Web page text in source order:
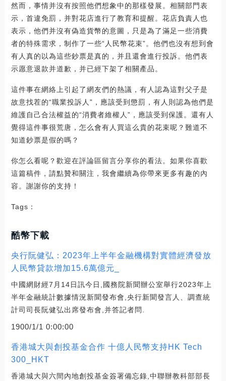
然而，事情并沒有按照他們想象中的那樣發展。相關部門表
示，首違免罰，并對花店進行了教育和提醒。花店負責人也
表示，他們并沒有偽造貨幣的意圖，只是為了滿足一些消費
者的特殊需求，制作了一些“人民幣花束”。他們也沒有想到會
有人真的以為這些鈔票是真的，并且還會進行投訴。他們表
示愿意退款并道歉，并已經下架了相關產品。
這件事在網絡上引起了網友們的熱議，有人認為這對父子是
故意找茬的“職業投訴人”，應該受到懲罰，有人則認為他們是
維護自己合法權益的“消費者維權人”，應該受到保護。還有人
覺得這件事很荒唐，怎么會有人買這么貴的花束呢？難道不
知道鈔票是假的嗎？
你怎么看呢？歡迎在評論區留言分享你的看法。如果你喜歡
這篇稿件，請點贊和關注，我會繼續為你帶來更多有趣的內
容。謝謝你的支持！
Tags：
酷幣下載
央行阮健弘：2023年上半年金融機構對實體經濟發放
人民幣貸款增加15.6萬億元_
中國網財經7月14日訊今日,國務院新聞辦公室舉行2023年上
半年金融統計數據情況新聞發布會,央行新聞發言人、調查統
計司司長阮健弘出席發布會,并答記者問.
1900/1/1 0:00:00
香港城大與創投基金合作 十億人民幣支持HK Tech
300_HKT
香港城大與六間內地創投基金簽署備忘錄,中聯辦教科部部長